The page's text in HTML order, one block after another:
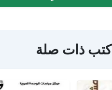
كتب ذات صلة